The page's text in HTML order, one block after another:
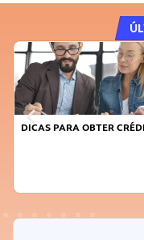
DICAS PARA OBTER